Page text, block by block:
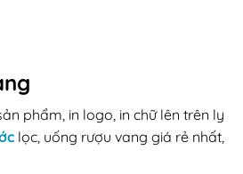
phẩm, in logo, in chữ lên trên ly
lọc, uống rượu vang giá rẻ nhất,